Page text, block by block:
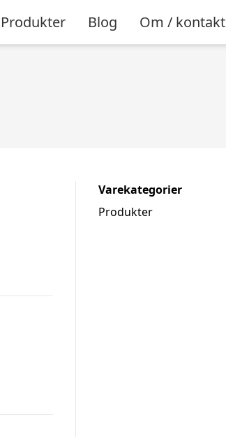
Produkter Blog Om / kontakt
Varekategorier
Produkter